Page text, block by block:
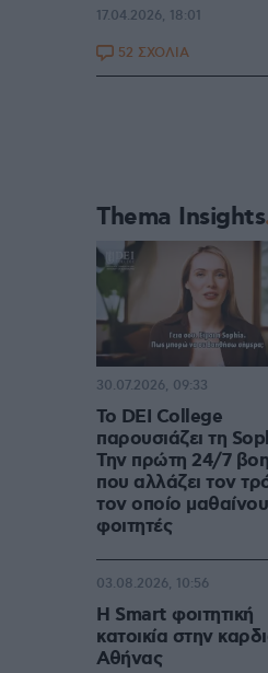
17.04.2026, 18:01
52 ΣΧΟΛΙΑ
Thema Insights
Το DEI College
παρουσιάζει τη
Την πρώτη 24/7
που αλλάζει τον
τον οποίο
φοιτητές
30.07.2026, 09:33
Η Smart φοιτητική
κατοικία στην
Αθήνας
03.08.2026, 10:56